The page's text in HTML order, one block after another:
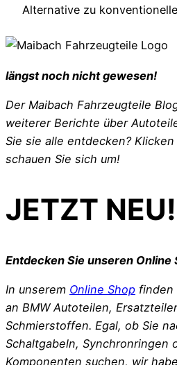
Alternative zu
längst noch nicht gewesen!
Der Maibach Fahrzeugteile
weiterer Berichte über
Sie sie alle entdecken?
schauen Sie sich um!
JETZT
Entdecken Sie unseren Online
In unserem Online Shop finden
an BMW Autoteilen,
Schmierstoffen. Egal, ob Sie
Schaltgabeln, Synchronringen
Komponenten suchen, wir